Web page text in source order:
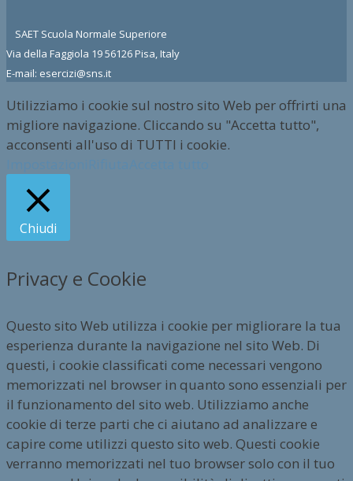
SAET Scuola Normale Superiore
Via della Faggiola 19 56126 Pisa, Italy
E-mail: esercizi@sns.it
Utilizziamo i cookie sul nostro sito Web per offrirti una
migliore navigazione. Cliccando su "Accetta tutto",
acconsenti all'uso di TUTTI i cookie.
Chiudi
Privacy e Cookie
Questo sito Web utilizza i cookie per migliorare la tua
esperienza durante la navigazione nel sito Web. Di
questi, i cookie classificati come necessari vengono
memorizzati nel browser in quanto sono essenziali per
il funzionamento del sito web. Utilizziamo anche
cookie di terze parti che ci aiutano ad analizzare e
capire come utilizzi questo sito web. Questi cookie
verranno memorizzati nel tuo browser solo con il tuo